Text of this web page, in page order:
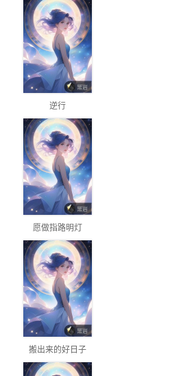
逆行
愿做指路明灯
搬出来的好日子